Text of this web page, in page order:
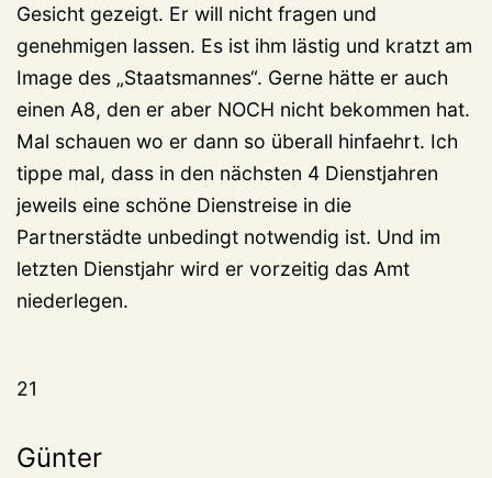
Gesicht gezeigt. Er will nicht fragen und
genehmigen lassen. Es ist ihm lästig und kratzt am
Image des „Staatsmannes“. Gerne hätte er auch
einen A8, den er aber NOCH nicht bekommen hat.
Mal schauen wo er dann so überall hinfaehrt. Ich
tippe mal, dass in den nächsten 4 Dienstjahren
jeweils eine schöne Dienstreise in die
Partnerstädte unbedingt notwendig ist. Und im
letzten Dienstjahr wird er vorzeitig das Amt
niederlegen.
21
Günter